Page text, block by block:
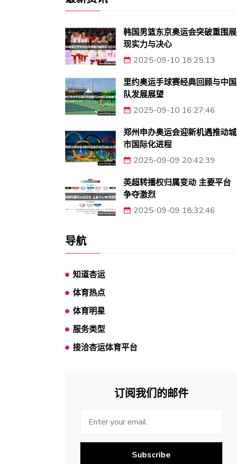
韩国男篮东京奥运会突破重围展
现实力与决心
2025-09-10 18:25:13
里约奥运手球赛经典回顾与中国
队发展展望
2025-09-10 16:27:46
郑州申办奥运会迎新机遇推动城
市国际化进程
2025-09-09 20:42:39
英超转播权归属变动 主要平台
争夺激烈
2025-09-09 18:32:46
导航
知道杏运
体育热点
体育明星
服务类型
接洽杏运体育平台
订阅我们的邮件
Subscribe